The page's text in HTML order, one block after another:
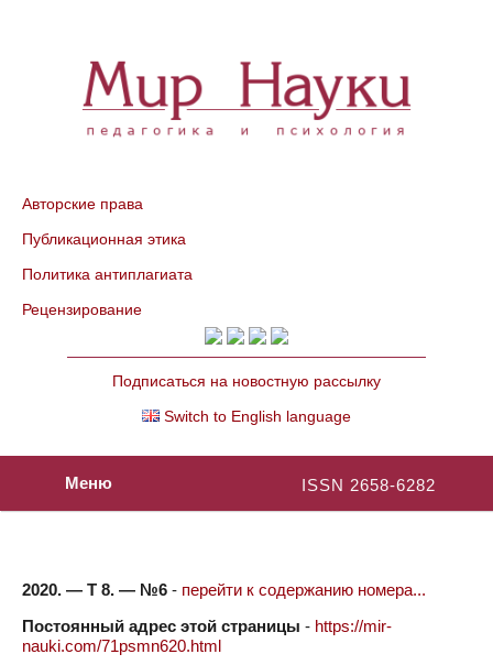
Авторские права
Публикационная этика
Политика антиплагиата
Рецензирование
Подписаться на новостную рассылку
Switch to English language
ISSN 2658-6282
Меню
2020. — Т 8. — №6 - перейти к содержанию номера...
Постоянный адрес этой страницы - https://mir-
nauki.com/71psmn620.html